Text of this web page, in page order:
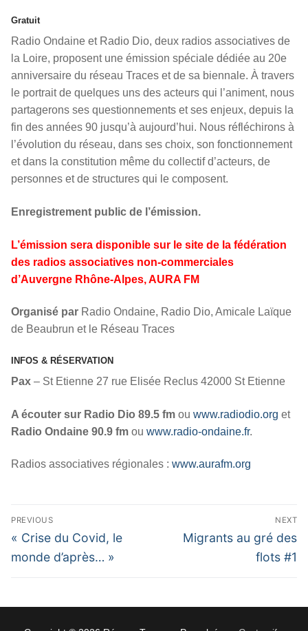
Gratuit
Radio Ondaine et Radio Dio, deux radios associatives de
la Loire, proposent une émission spéciale dédiée au 20e
anniversaire du réseau Traces et de sa biennale. À travers
le portrait de quelques uns des acteurs qui l’animent, nous
partagerons ses questionnements et ses enjeux, depuis la
fin des années 90 jusqu’à aujourd’hui. Nous réfléchirons à
l’évolution du réseau, dans ses choix, son fonctionnement
et dans la constitution même du collectif d’acteurs, de
personnes et de structures qui le composent.
Enregistrement public de l’émission.
L’émission sera disponible sur le site de la fédération
des radios associatives non-commerciales
d’Auvergne Rhône-Alpes, AURA FM
Organisé par Radio Ondaine, Radio Dio, Amicale Laïque
de Beaubrun et le Réseau Traces
INFOS & RÉSERVATION
Pax – St Etienne 27 rue Elisée Reclus 42000 St Etienne
A écouter sur Radio Dio 89.5 fm ou www.radiodio.org et
Radio Ondaine 90.9 fm ou www.radio-ondaine.fr.
Radios associatives régionales : www.aurafm.org
Navigation
de
l’article
PREVIOUS
Previous
post:
« Crise du Covid, le
monde d’après… »
NEXT
Next
Migrants au gré des
flots #1